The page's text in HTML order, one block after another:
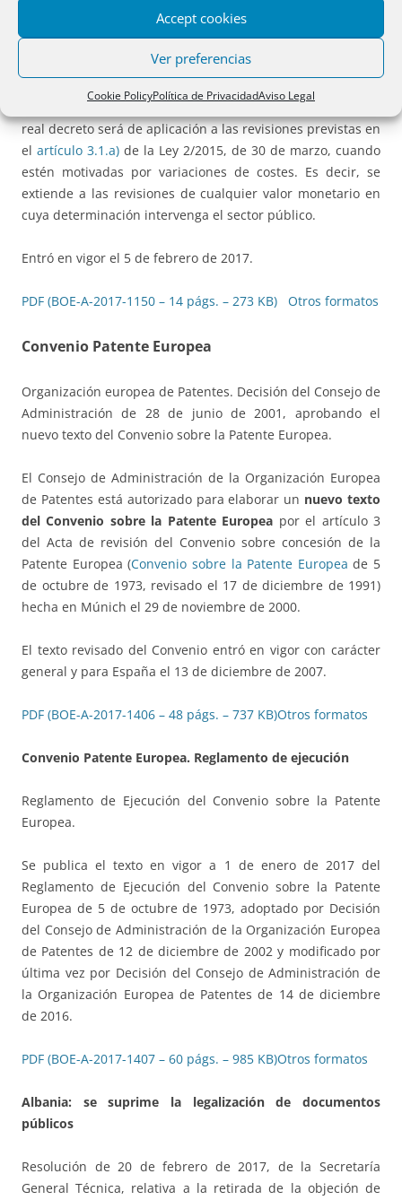
Accept cookies
Ver preferencias
Cookie PolicyPolítica de PrivacidadAviso Legal
público tenga su origen en un contrato como en una
norma, y siempre que la revisión esté motivada
variaciones de costes .
ámbito de aplicación
, lo dispuesto en este
real decreto será de aplicación a las revisiones previstas en
el artículo 3.1.a) de la Ley 2/2015, de 30 de marzo, cuando
estén motivadas por variaciones de costes. Es decir, se
extiende a las revisiones de cualquier valor monetario en
cuya determinación intervenga el sector público.
Entró en vigor el 5 de febrero de 2017.
PDF (BOE-A-2017-1150 – 14 págs. – 273 KB) Otros formatos
Convenio Patente Europea
Organización europea de Patentes. Decisión del Consejo de
Administración de 28 de junio de 2001, aprobando el
nuevo texto del Convenio sobre la Patente Europea.
El Consejo de Administración de la Organización Europea
de Patentes está autorizado para elaborar un nuevo texto
del Convenio sobre la Patente Europea por el artículo 3
del Acta de revisión del Convenio sobre concesión de la
Patente Europea (Convenio sobre la Patente Europea de 5
de octubre de 1973, revisado el 17 de diciembre de 1991)
hecha en Múnich el 29 de noviembre de 2000.
El texto revisado del Convenio entró en vigor con carácter
general y para España el 13 de diciembre de 2007.
PDF (BOE-A-2017-1406 – 48 págs. – 737 KB)Otros formatos
Convenio Patente Europea. Reglamento de ejecución
Reglamento de Ejecución del Convenio sobre la Patente
Europea.
Se publica el texto en vigor a 1 de enero de 2017 del
Reglamento de Ejecución del Convenio sobre la Patente
Europea de 5 de octubre de 1973, adoptado por Decisión
del Consejo de Administración de la Organización Europea
de Patentes de 12 de diciembre de 2002 y modificado por
última vez por Decisión del Consejo de Administración de
la Organización Europea de Patentes de 14 de diciembre
de 2016.
PDF (BOE-A-2017-1407 – 60 págs. – 985 KB)Otros formatos
Albania: se suprime la legalización de documentos
públicos
Resolución de 20 de febrero de 2017, de la Secretaría
General Técnica, relativa a la retirada de la objeción de